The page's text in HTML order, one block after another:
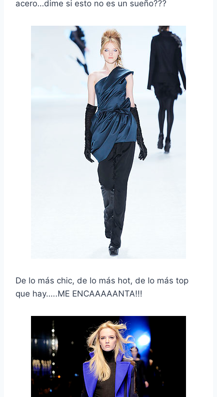
acero…dime si esto no es un sueño???
De lo más chic, de lo más hot, de lo más top
que hay…..ME ENCAAAAANTA!!!